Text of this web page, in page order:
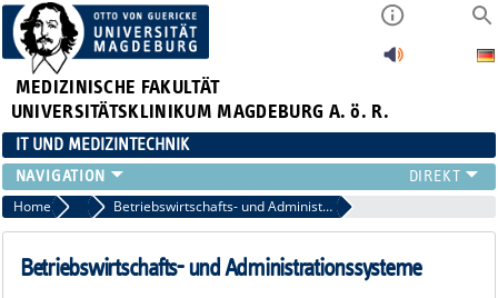
MEDIZINISCHE FAKULTÄT
UNIVERSITÄTSKLINIKUM MAGDEBURG A. ö. R.
IT UND MEDIZINTECHNIK
LEISTUNGSANGEBOT
SERVICE
STRUKTUR
Home Klinikumsinformationssystem (KIS) Betriebswirtschafts- und Administrationssysteme
Betriebswirtschafts- und Administrationssysteme